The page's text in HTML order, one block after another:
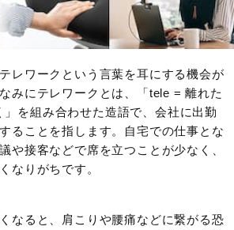
レワークという言葉を耳にする機会が
みにテレワークとは、「tele = 離れた
を組み合わせた造語で、会社に出勤
ることを指します。自宅での仕事とな
や接客などで席を立つことが少なく、
なりがちです。
なると、肩こりや腰痛などに繋がる恐